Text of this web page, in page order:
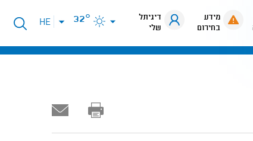
מידע
בחירום
דיגיתל
שלי
32°
פתיחת
תפריט
HE